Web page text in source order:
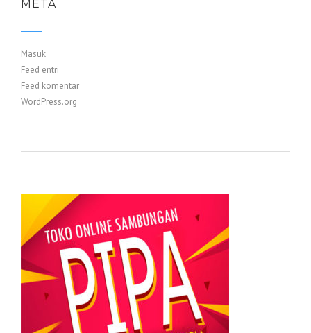
META
Masuk
Feed entri
Feed komentar
WordPress.org